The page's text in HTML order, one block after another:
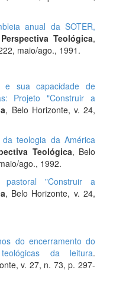
anual da SOTER,
Perspectiva Teológica,
maio/ago., 1991.
e sua capacidade de
Projeto "Construir a
, Belo Horizonte, v. 24,
da teologia da América
Teológica, Belo
ago., 1992.
pastoral "Construir a
, Belo Horizonte, v. 24,
do encerramento do
da leitura.
v. 27, n. 73, p. 297-